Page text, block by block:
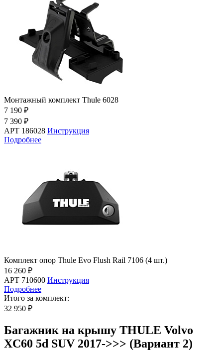
Монтажный комплект Thule 6028
7 190 ₽
7 390 ₽
АРТ 186028 Инструкция
Подробнее
Комплект опор Thule Evo Flush Rail 7106 (4 шт.)
16 260 ₽
АРТ 710600 Инструкция
Подробнее
Итого за комплект:
32 950 ₽
Багажник на крышу THULE Volvo
XC60 5d SUV 2017->>> (Вариант 2)